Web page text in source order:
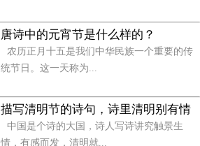
唐诗中的元宵节是什么样的？
农历正月十五是我们中华民族一个重要的传
统节日。这一天称为...
描写清明节的诗句，诗里清明别有情
中国是个诗的大国，诗人写诗讲究触景生
情，有感而发，清明就...